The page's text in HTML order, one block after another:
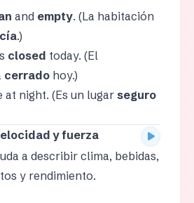
and empty. (La habitación
.)
closed today. (El
cerradohoy.)
night. (Es un lugar seguro
y fuerza
a describir clima, bebidas,
y rendimiento.